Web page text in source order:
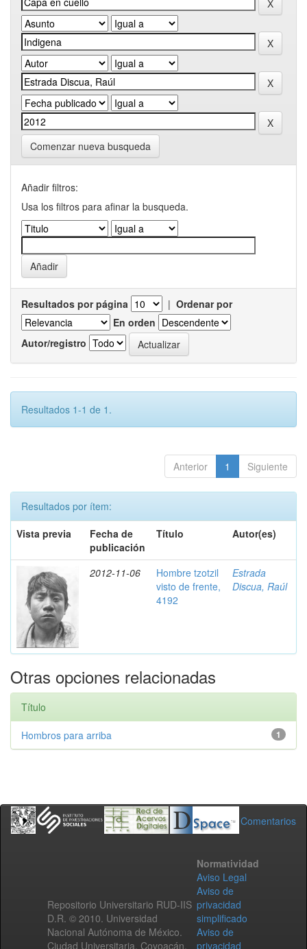
Comenzar nueva busqueda
Añadir filtros:
Usa los filtros para afinar la busqueda.
Resultados por página | Ordenar por
En orden
Autor/registro
Resultados 1-1 de 1.
Anterior 1 Siguiente
Resultados por ítem:
Vista previa
Fecha de
publicación
Título Autor(es)
2012-11-06
Hombre tzotzil
visto de frente,
4192
Estrada
Discua, Raúl
Otras opciones relacionadas
Título
1
Hombros para arriba
Comentarios
Repositorio Universitario RUD-IIS
D.R. © 2010. Universidad
Nacional Autónoma de México.
Ciudad Universitaria, Coyoacán,
Normatividad
Aviso Legal
Aviso de
privacidad
simplificado
Aviso de
privacidad